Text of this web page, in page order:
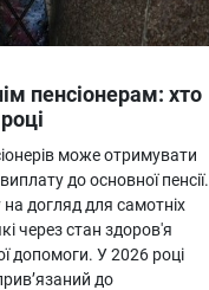
пенсіонерам: хто
може отримувати
до основної пенсії.
догляд для самотніх
через стан здоров'я
допомоги. У 2026 році
до